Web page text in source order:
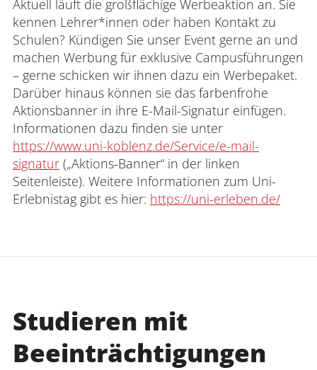
Aktuell läuft die großflächige Werbeaktion an. Sie
kennen Lehrer*innen oder haben Kontakt zu
Schulen? Kündigen Sie unser Event gerne an und
machen Werbung für exklusive Campusführungen
– gerne schicken wir ihnen dazu ein Werbepaket.
Darüber hinaus können sie das farbenfrohe
Aktionsbanner in ihre E-Mail-Signatur einfügen.
Informationen dazu finden sie unter
https://www.uni-koblenz.de/Service/e-mail-
signatur („Aktions-Banner“ in der linken
Seitenleiste). Weitere Informationen zum Uni-
Erlebnistag gibt es hier: https://uni-erleben.de/
Studieren mit
Beeinträchtigungen